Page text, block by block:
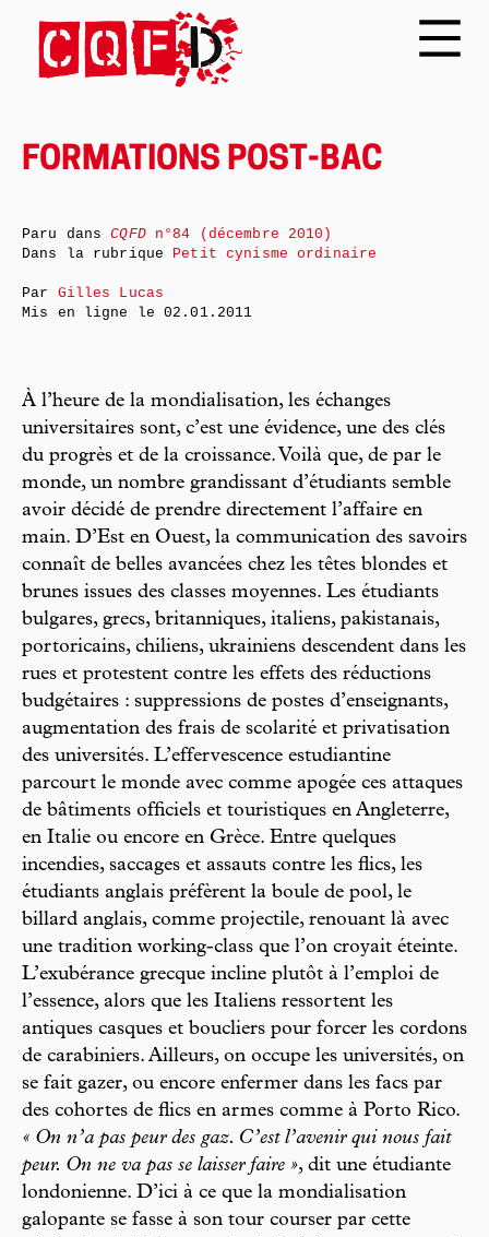
FORMATIONS POST-BAC
À l’heure de la mondialisation, les échanges
universitaires sont, c’est une évidence, une des clés
du progrès et de la croissance. Voilà que, de par le
monde, un nombre grandissant d’étudiants semble
avoir décidé de prendre directement l’affaire en
main. D’Est en Ouest, la communication des savoirs
connaît de belles avancées chez les têtes blondes et
brunes issues des classes moyennes. Les étudiants
bulgares, grecs, britanniques, italiens, pakistanais,
portoricains, chiliens, ukrainiens descendent dans les
rues et protestent contre les effets des réductions
budgétaires : suppressions de postes d’enseignants,
augmentation des frais de scolarité et privatisation
des universités. L’effervescence estudiantine
parcourt le monde avec comme apogée ces attaques
de bâtiments officiels et touristiques en Angleterre,
en Italie ou encore en Grèce. Entre quelques
incendies, saccages et assauts contre les flics, les
étudiants anglais préfèrent la boule de pool, le
billard anglais, comme projectile, renouant là avec
une tradition working-class que l’on croyait éteinte.
L’exubérance grecque incline plutôt à l’emploi de
l’essence, alors que les Italiens ressortent les
antiques casques et boucliers pour forcer les cordons
de carabiniers. Ailleurs, on occupe les universités, on
se fait gazer, ou encore enfermer dans les facs par
des cohortes de flics en armes comme à Porto Rico.
« On n’a pas peur des gaz. C’est l’avenir qui nous fait
peur. On ne va pas se laisser faire », dit une étudiante
londonienne. D’ici à ce que la mondialisation
galopante se fasse à son tour courser par cette
Paru dansCQFDn°84 (décembre 2010)
Dans la rubrique Petit cynisme ordinaire
Par Gilles Lucas
Mis en ligne le02.01.2011